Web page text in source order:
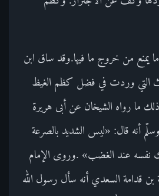
ما يمنع من خروج ما فيها.وقد ساق ابن
التي وردت في فضل كظم الغيظ
ما رواه الشيخان عن أبى هريرة
أنه قال: «ليس الشديد بالصرعة
نفسه عند الغضب» .وروى الإمام
قدامة السعدي أنه سأل رسول الله